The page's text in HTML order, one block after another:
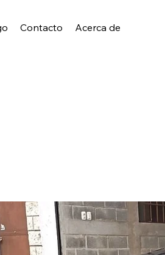
Contacto Acerca de